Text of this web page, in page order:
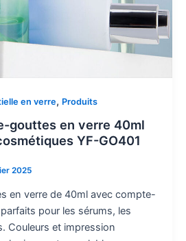
en verre, Produits
gouttes en verre 40ml
YF-GO401
2025
en verre de 40ml avec compte-
pour les sérums, les
Couleurs et impression